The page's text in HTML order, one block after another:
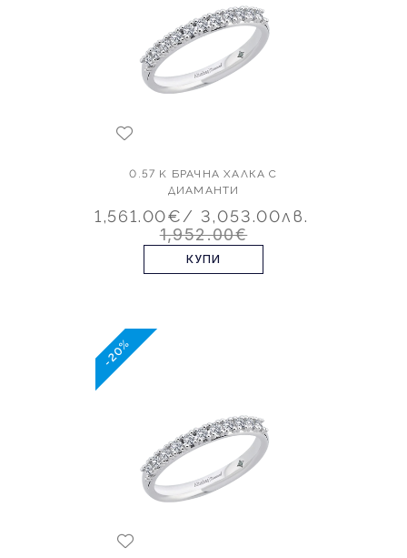
0.57 K БРАЧНА ХАЛКА С
ДИАМАНТИ
1,561.00€/ 3,053.00лв.
1,952.00€
КУПИ
-20%